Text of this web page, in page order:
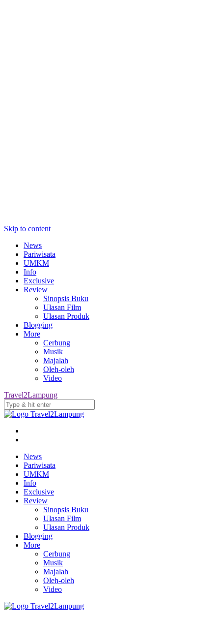
Skip to content
News
Pariwisata
UMKM
Info
Exclusive
Review
Sinopsis Buku
Ulasan Film
Ulasan Produk
Blogging
More
Cerbung
Musik
Majalah
Oleh-oleh
Video
Travel2Lampung
News
Pariwisata
UMKM
Info
Exclusive
Review
Sinopsis Buku
Ulasan Film
Ulasan Produk
Blogging
More
Cerbung
Musik
Majalah
Oleh-oleh
Video